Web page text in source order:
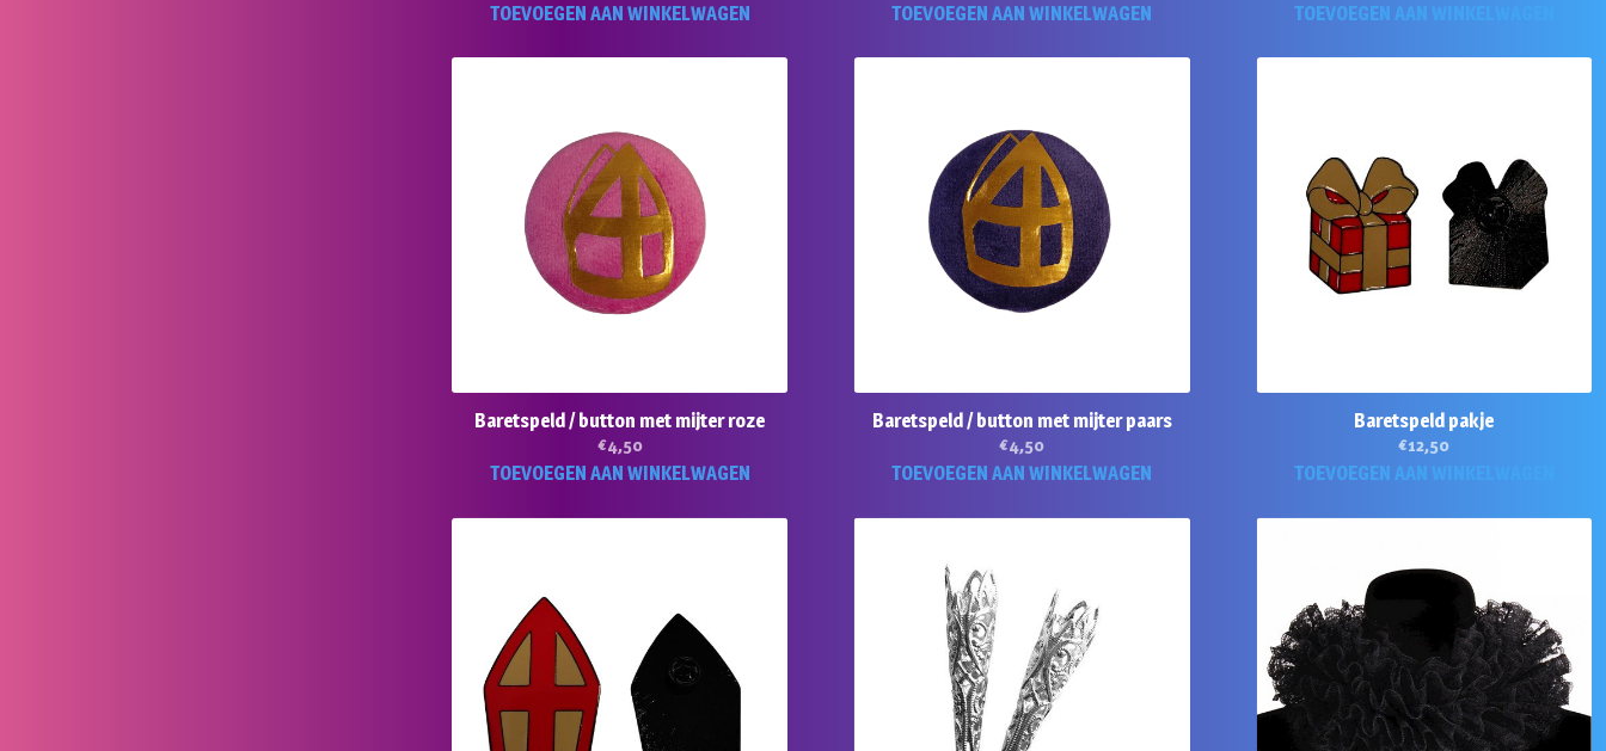
TOEVOEGEN AAN WINKELWAGEN TOEVOEGEN AAN WINKELWAGEN TOEVOEGEN AAN WINKELWAGEN
Baretspeld / button met mijter roze
€4,50
TOEVOEGEN AAN WINKELWAGEN
Baretspeld / button met mijter paars
€4,50
TOEVOEGEN AAN WINKELWAGEN
Baretspeld pakje
€12,50
TOEVOEGEN AAN WINKELWAGEN